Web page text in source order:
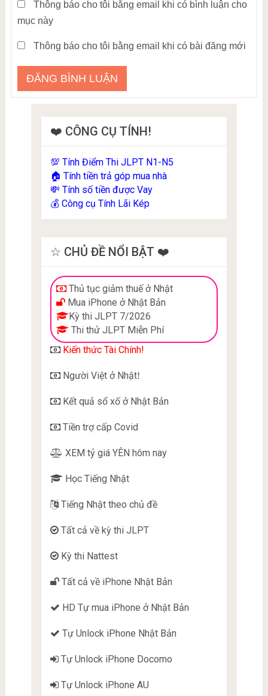
Thông báo cho tôi bằng email khi có bình luận cho
mục này
Thông báo cho tôi bằng email khi có bài đăng mới
❤️ CÔNG CỤ TÍNH!
💯 Tính Điểm Thi JLPT N1-N5
🏠 Tính tiền trả góp mua nhà
💸 Tính số tiền được Vay
💰 Công cụ Tính Lãi Kép
☆ CHỦ ĐỀ NỔI BẬT ❤️
Thủ tục giảm thuế ở Nhật
Mua iPhone ở Nhật Bản
Kỳ thi JLPT 7/2026
Thi thử JLPT Miễn Phí
Kiến thức Tài Chính!
Người Việt ở Nhật!
Kết quả sổ xố ở Nhật Bản
Tiền trợ cấp Covid
XEM tỷ giá YÊN hôm nay
Học Tiếng Nhật
Tiếng Nhật theo chủ đề
Tất cả về kỳ thi JLPT
Kỳ thi Nattest
Tất cả về iPhone Nhật Bản
HD Tự mua iPhone ở Nhật Bản
Tự Unlock iPhone Nhật Bản
Tự Unlock iPhone Docomo
Tự Unlock iPhone AU